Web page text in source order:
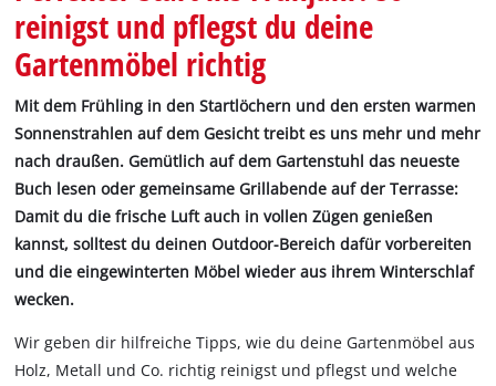
reinigst und pflegst du deine
Gartenmöbel richtig
Mit dem Frühling in den Startlöchern und den ersten warmen
Sonnenstrahlen auf dem Gesicht treibt es uns mehr und mehr
nach draußen. Gemütlich auf dem Gartenstuhl das neueste
Buch lesen oder gemeinsame Grillabende auf der Terrasse:
Damit du die frische Luft auch in vollen Zügen genießen
kannst, solltest du deinen Outdoor-Bereich dafür vorbereiten
und die eingewinterten Möbel wieder aus ihrem Winterschlaf
wecken.
Wir geben dir hilfreiche Tipps, wie du deine Gartenmöbel aus
Holz, Metall und Co. richtig reinigst und pflegst und welche